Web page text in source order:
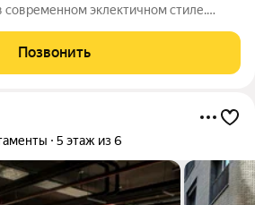
современном эклектичном стиле.
2 ванных комнаты. Панорамное
виды. В
Позвонить
5 этаж из 6